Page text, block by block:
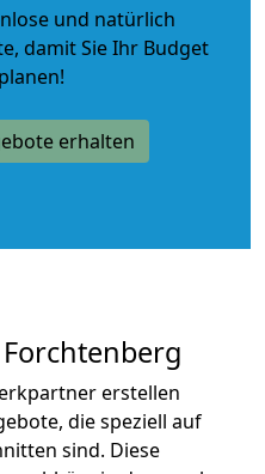
und natürlich
, damit Sie Ihr Budget
erhalten
erstellen
die speziell auf
sind. Diese